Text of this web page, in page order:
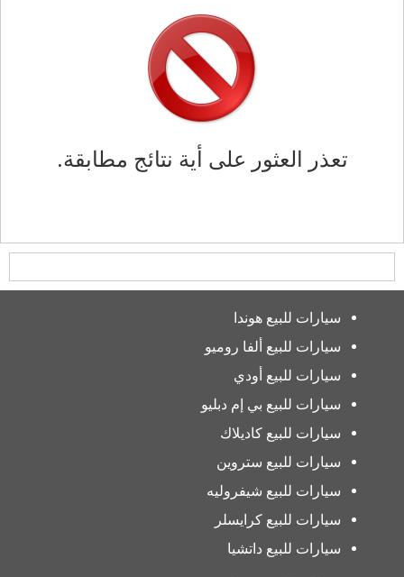
تعذر العثور على أية نتائج مطابقة.
سيارات للبيع هوندا
سيارات للبيع ألفا روميو
سيارات للبيع أودي
سيارات للبيع بي إم دبليو
سيارات للبيع كاديلاك
سيارات للبيع ستروين
سيارات للبيع شيفروليه
سيارات للبيع كرايسلر
سيارات للبيع داتشيا